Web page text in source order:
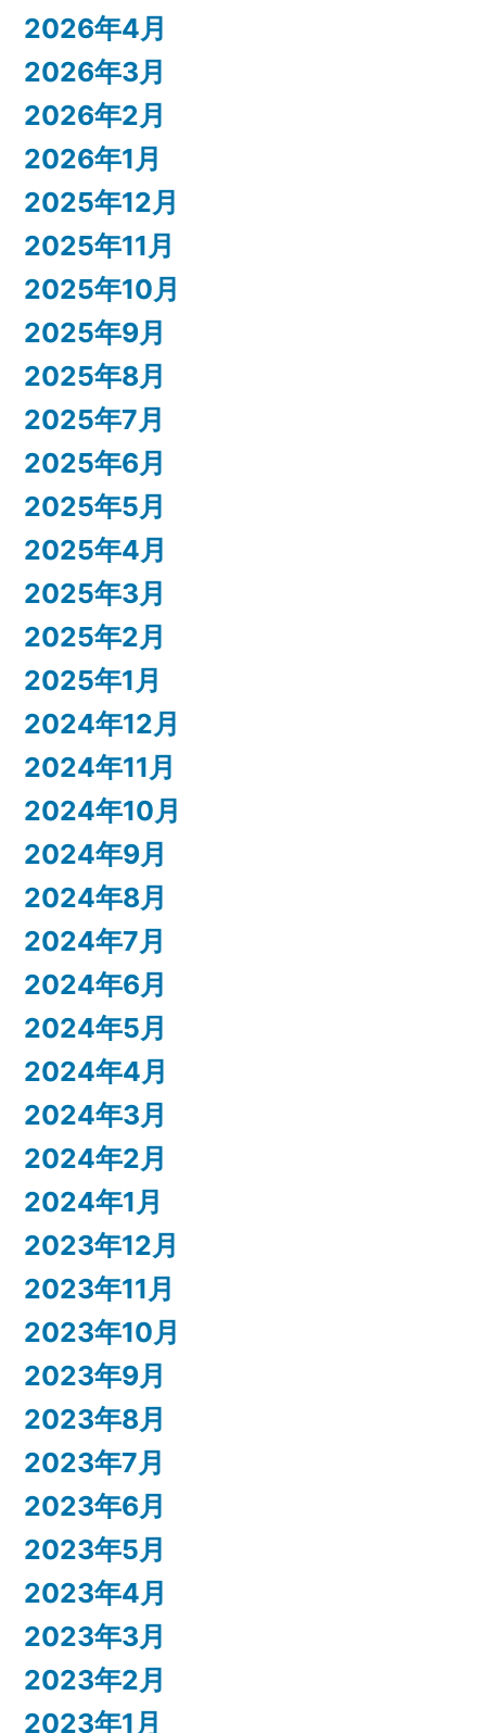
2026年4月
2026年3月
2026年2月
2026年1月
2025年12月
2025年11月
2025年10月
2025年9月
2025年8月
2025年7月
2025年6月
2025年5月
2025年4月
2025年3月
2025年2月
2025年1月
2024年12月
2024年11月
2024年10月
2024年9月
2024年8月
2024年7月
2024年6月
2024年5月
2024年4月
2024年3月
2024年2月
2024年1月
2023年12月
2023年11月
2023年10月
2023年9月
2023年8月
2023年7月
2023年6月
2023年5月
2023年4月
2023年3月
2023年2月
2023年1月